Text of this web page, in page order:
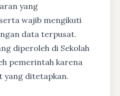
yang
wajib mengikuti
data terpusat.
diperoleh di Sekolah
pemerintah karena
yang ditetapkan.